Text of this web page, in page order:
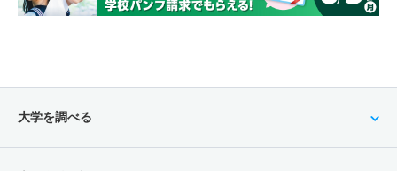
大学を調べる